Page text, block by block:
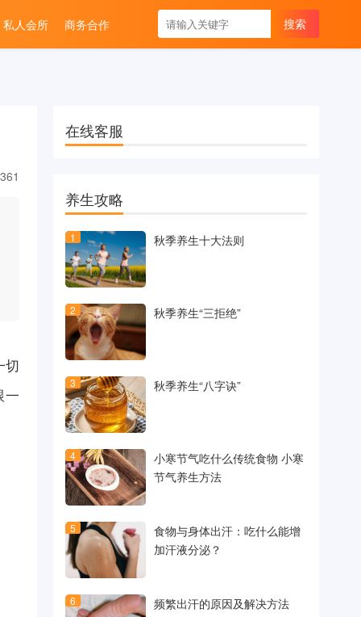
私人会所 商务合作
切
一
在线客服
养生攻略
1 秋季养生十大法则
2 秋季养生“三拒绝”
3 秋季养生“八字诀”
4
小寒节气吃什么传统食物 小寒
节气养生方法
5
食物与身体出汗：吃什么能增
加汗液分泌？
6 频繁出汗的原因及解决方法